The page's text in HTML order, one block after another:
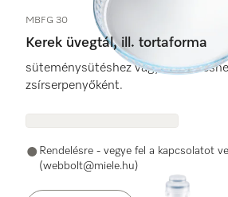
MBFG 30
Kerek üvegtál, ill. tortaforma
süteménysütéshez vagy
zsírserpenyőként.
Rendelésre - vegye fel a kapcsolatot
(webbolt@miele.hu)